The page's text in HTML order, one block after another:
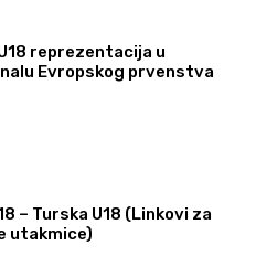
reprezentacija u
Evropskog prvenstva
– Turska U18 (Linkovi za
utakmice)